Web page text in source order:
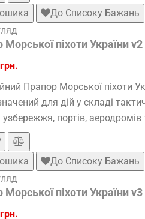
До Списоку Бажань
Морської піхоти України v2
Прапор Морської піхоти
для дій у складі
узбережжя, портів,
До Списоку Бажань
Морської піхоти України v3